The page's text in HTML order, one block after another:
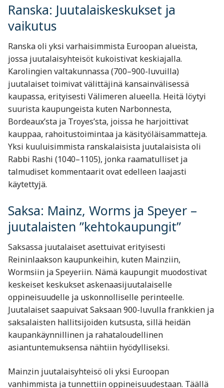
Ranska: Juutalaiskeskukset ja
vaikutus
Ranska oli yksi varhaisimmista Euroopan alueista,
jossa juutalaisyhteisöt kukoistivat keskiajalla.
Karolingien valtakunnassa (700–900-luvuilla)
juutalaiset toimivat välittäjinä kansainvälisessä
kaupassa, erityisesti Välimeren alueella. Heitä löytyi
suurista kaupungeista kuten Narbonnesta,
Bordeaux’sta ja Troyes’sta, joissa he harjoittivat
kauppaa, rahoitustoimintaa ja käsityöläisammatteja.
Yksi kuuluisimmista ranskalaisista juutalaisista oli
Rabbi Rashi (1040–1105), jonka raamatulliset ja
talmudiset kommentaarit ovat edelleen laajasti
käytettyjä.
Saksa: Mainz, Worms ja Speyer –
juutalaisten ”kehtokaupungit”
Saksassa juutalaiset asettuivat erityisesti
Reininlaakson kaupunkeihin, kuten Mainziin,
Wormsiin ja Speyeriin. Nämä kaupungit muodostivat
keskeiset keskukset askenaasijuutalaiselle
oppineisuudelle ja uskonnolliselle perinteelle.
Juutalaiset saapuivat Saksaan 900-luvulla frankkien ja
saksalaisten hallitsijoiden kutsusta, sillä heidän
kaupankäynnillinen ja rahataloudellinen
asiantuntemuksensa nähtiin hyödylliseksi.
Mainzin juutalaisyhteisö oli yksi Euroopan
vanhimmista ja tunnettiin oppineisuudestaan. Täällä